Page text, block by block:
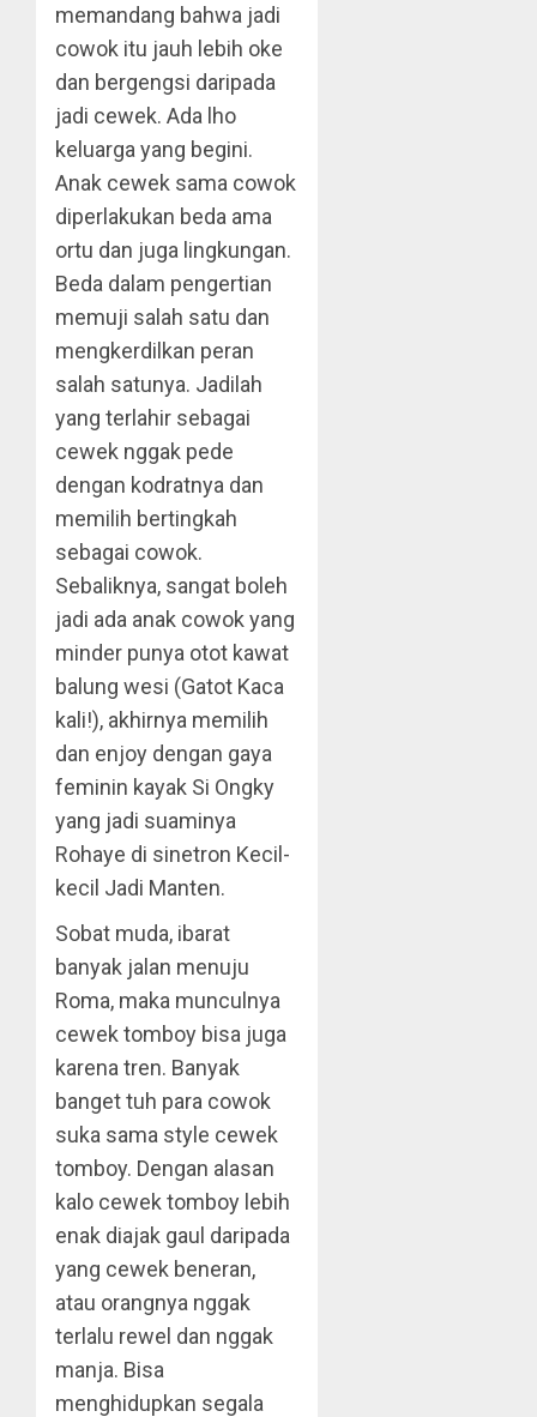
memandang bahwa jadi
cowok itu jauh lebih oke
dan bergengsi daripada
jadi cewek. Ada lho
keluarga yang begini.
Anak cewek sama cowok
diperlakukan beda ama
ortu dan juga lingkungan.
Beda dalam pengertian
memuji salah satu dan
mengkerdilkan peran
salah satunya. Jadilah
yang terlahir sebagai
cewek nggak pede
dengan kodratnya dan
memilih bertingkah
sebagai cowok.
Sebaliknya, sangat boleh
jadi ada anak cowok yang
minder punya otot kawat
balung wesi (Gatot Kaca
kali!), akhirnya memilih
dan enjoy dengan gaya
feminin kayak Si Ongky
yang jadi suaminya
Rohaye di sinetron Kecil-
kecil Jadi Manten.
Sobat muda, ibarat
banyak jalan menuju
Roma, maka munculnya
cewek tomboy bisa juga
karena tren. Banyak
banget tuh para cowok
suka sama style cewek
tomboy. Dengan alasan
kalo cewek tomboy lebih
enak diajak gaul daripada
yang cewek beneran,
atau orangnya nggak
terlalu rewel dan nggak
manja. Bisa
menghidupkan segala